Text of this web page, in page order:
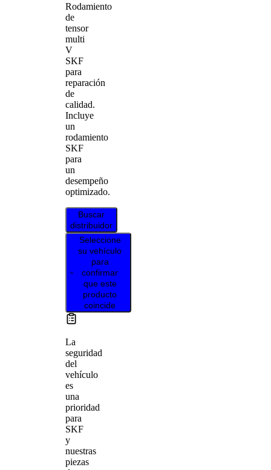
Rodamiento
de
tensor
multi
V
SKF
para
reparación
de
calidad.
Incluye
un
rodamiento
SKF
para
un
desempeño
optimizado.
Buscar
distribuidor
Seleccione
su vehículo
para
confirmar
que este
producto
coincide
La
seguridad
del
vehículo
es
una
prioridad
para
SKF
y
nuestras
piezas